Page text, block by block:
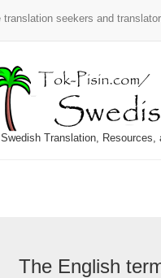
translation seekers and
Swedish Translation, Resources,
The English